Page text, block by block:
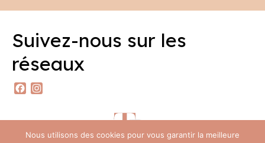
Suivez-nous sur les
réseaux
Facebook
Nous utilisons des cookies pour vous garantir la meilleure